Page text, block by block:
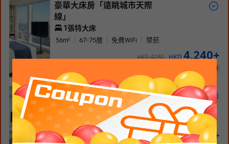
豪華大床房「遠眺城市天際
線」
1張特大床
56m² 67-75層 免費WiFi 禁菸
HKD4280 HKD4,240+
已減 40
全景雙床房「盡覽公園綠地」
2張單人床
m² 68-75層 免費WiFi 禁菸
4280 HKD4,240 +